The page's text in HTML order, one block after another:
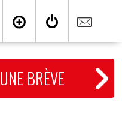
UNE BRÈVE